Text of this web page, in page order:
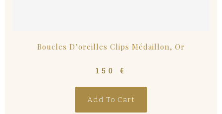
Boucles D’oreilles Clips Médaillon, Or
150 €
Add To Cart